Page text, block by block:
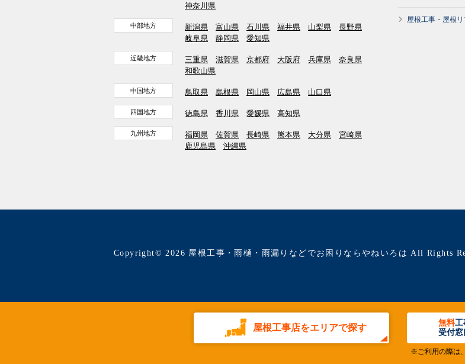
神奈川県
中部地方 新潟県 富山県 石川県 福井県 山梨県
長野県
岐阜県
静岡県 愛知県
近畿地方 三重県 滋賀県 京都府 大阪府 兵庫県
奈良県
和歌山県
中国地方 鳥取県 島根県 岡山県 広島県 山口県
四国地方 徳島県 香川県 愛媛県 高知県
九州地方 福岡県 佐賀県 長崎県 熊本県 大分県
宮崎県
鹿児島県
沖縄県
屋根工事・屋根
Copyright© 2026 屋根工事・雨樋・雨漏りなどでお困りならやねいろは All Rights
屋根工事店をエリアで探す 無料工
受付窓
※ご利用の際は、